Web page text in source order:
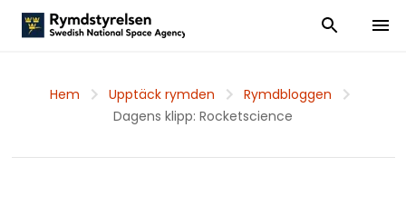
Visa och dölj
Visa
Hem Upptäck rymden
Rymdbloggen
Dagens klipp: Rocketscience